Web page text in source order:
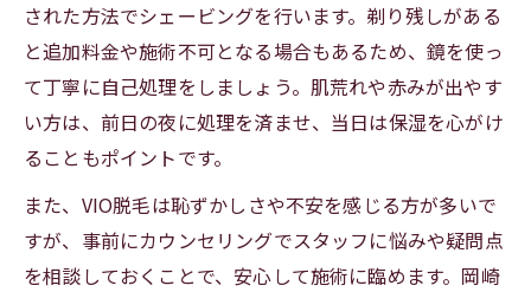
された方法でシェービングを行います。剃り残しがある
と追加料金や施術不可となる場合もあるため、鏡を使っ
て丁寧に自己処理をしましょう。肌荒れや赤みが出やす
い方は、前日の夜に処理を済ませ、当日は保湿を心がけ
ることもポイントです。
また、VIO脱毛は恥ずかしさや不安を感じる方が多いで
すが、事前にカウンセリングでスタッフに悩みや疑問点
を相談しておくことで、安心して施術に臨めます。岡崎